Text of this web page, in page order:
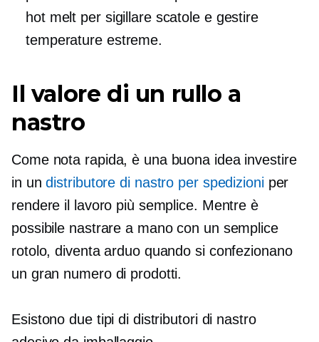
hot melt per sigillare scatole e gestire
temperature estreme.
Il valore di un rullo a
nastro
Come nota rapida, è una buona idea investire
in undistributore di nastro per spedizioniper
rendere il lavoro più semplice. Mentre è
possibile nastrare a mano con un semplice
rotolo, diventa arduo quando si confezionano
un gran numero di prodotti.
Esistono due tipi di distributori di nastro